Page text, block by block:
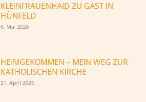
KLEINFRAUENHAID ZU GAST IN
HÜNFELD
6. Mai 2026
HEIMGEKOMMEN – MEIN WEG ZUR
KATHOLISCHEN KIRCHE
21. April 2026